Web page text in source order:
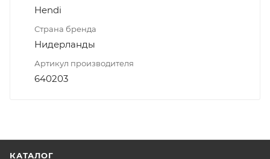
Hendi
Страна бренда
Нидерланды
Артикул производителя
640203
КАТАЛОГ